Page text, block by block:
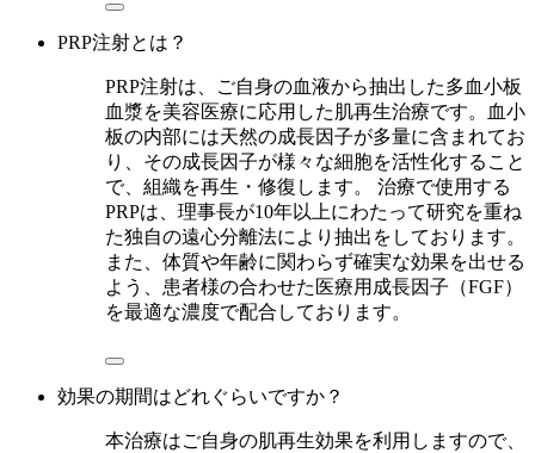
PRP注射とは？
PRP注射は、ご自身の血液から抽出した多血小板
血漿を美容医療に応用した肌再生治療です。血小
板の内部には天然の成長因子が多量に含まれてお
り、その成長因子が様々な細胞を活性化すること
で、組織を再生・修復します。 治療で使用する
PRPは、理事長が10年以上にわたって研究を重ね
た独自の遠心分離法により抽出をしております。
また、体質や年齢に関わらず確実な効果を出せる
よう、患者様の合わせた医療用成長因子（FGF）
を最適な濃度で配合しております。
効果の期間はどれぐらいですか？
本治療はご自身の肌再生効果を利用しますので、